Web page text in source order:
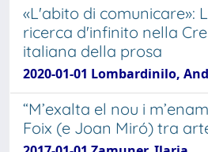
«L'abito di comunicare»:
ricerca d'infinito nella
italiana della prosa
2020-01-01 Lombardinilo,
“M’exalta el nou i
Foix (e Joan Miró) tra